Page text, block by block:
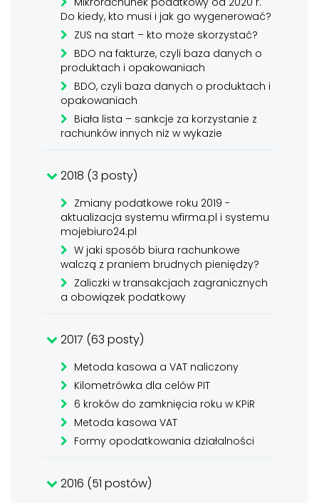
Do kiedy, kto musi i jak go wygenerować?
ZUS na start – kto może skorzystać?
BDO na fakturze, czyli baza danych o
produktach i opakowaniach
BDO, czyli baza danych o produktach i
opakowaniach
Biała lista – sankcje za korzystanie z
rachunków innych niż w wykazie
2018 (3 posty)
Zmiany podatkowe roku 2019 -
aktualizacja systemu wfirma.pl i systemu
mojebiuro24.pl
W jaki sposób biura rachunkowe
walczą z praniem brudnych pieniędzy?
Zaliczki w transakcjach zagranicznych
a obowiązek podatkowy
2017 (63 posty)
Metoda kasowa a VAT naliczony
Kilometrówka dla celów PIT
6 kroków do zamknięcia roku w KPiR
Metoda kasowa VAT
Formy opodatkowania działalności
2016 (51 postów)